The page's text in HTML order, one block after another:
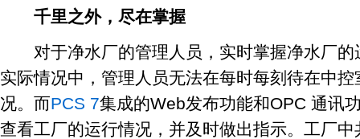
千里之外，尽在掌握
对于净水厂的管理人员，实时掌握净水厂的
实际情况中，管理人员无法在每时每刻待在中
况。而PCS 7集成的Web发布功能和OPC 通讯
查看工厂的运行情况，并及时做出指示。工厂